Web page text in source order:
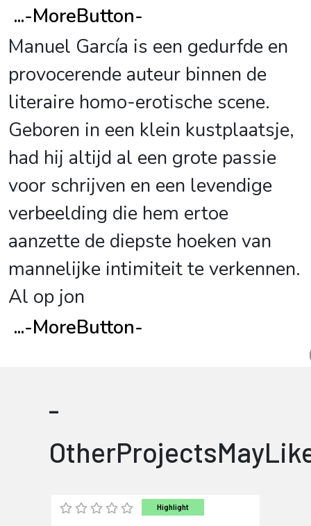
...-MoreButton-
Manuel García is een gedurfde en
provocerende auteur binnen de
literaire homo-erotische scene.
Geboren in een klein kustplaatsje,
had hij altijd al een grote passie
voor schrijven en een levendige
verbeelding die hem ertoe
aanzette de diepste hoeken van
mannelijke intimiteit te verkennen.
Al op jon
...-MoreButton-
-
Highlight